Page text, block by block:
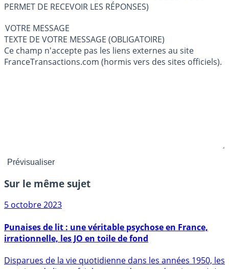
PERMET DE RECEVOIR LES RÉPONSES)
VOTRE MESSAGE
TEXTE DE VOTRE MESSAGE (OBLIGATOIRE)
Ce champ n'accepte pas les liens externes au site
FranceTransactions.com (hormis vers des sites officiels).
Sur le même sujet
Punaises de lit : une véritable psychose en France,